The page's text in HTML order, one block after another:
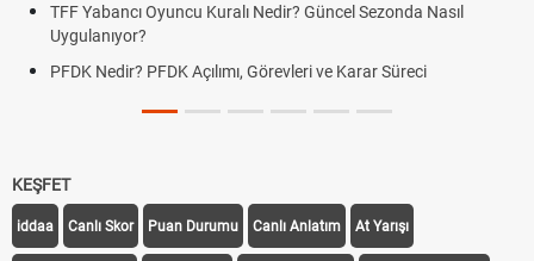
TFF Yabancı Oyuncu Kuralı Nedir? Güncel Sezonda Nasıl
Uygulanıyor?
PFDK Nedir? PFDK Açılımı, Görevleri ve Karar Süreci
KEŞFET
iddaa Canlı Skor Puan Durumu Canlı Anlatım At Yarışı